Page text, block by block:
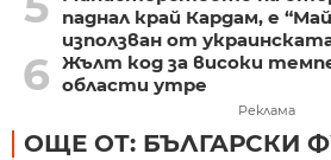
паднал край Кардам, е
използван от
6 Жълт код за високи
области утре
Реклама
ОЩЕ ОТ: БЪЛГАРСКИ